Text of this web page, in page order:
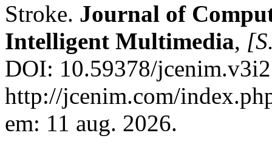
Stroke. Journal of
Intelligent Multimedia,
DOI: 10.59378/
http://jcenim.com/
em: 11 aug. 2026.